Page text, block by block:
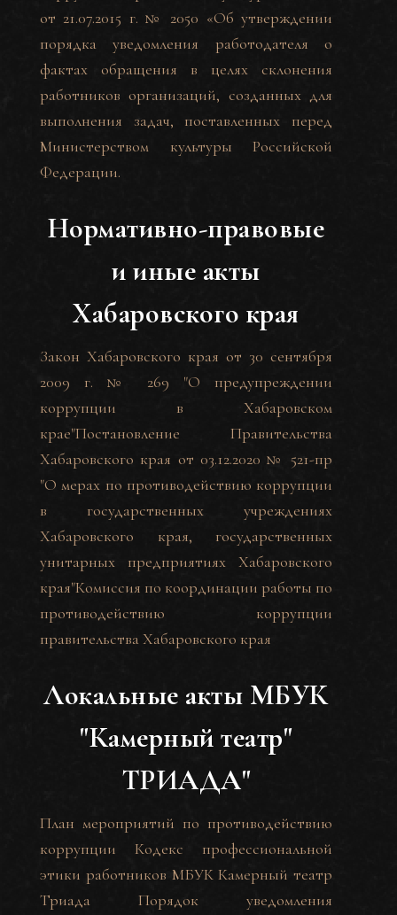
от 21.07.2015 г. № 2050 «Об утверждении
порядка уведомления работодателя о
фактах обращения в целях склонения
работников организаций, созданных для
выполнения задач, поставленных перед
Министерством культуры Российской
Федерации.
Нормативно-правовые
и иные акты
Хабаровского края
Закон Хабаровского края от 30 сентября
2009 г. № 269 "О предупреждении
коррупции в Хабаровском
крае"Постановление Правительства
Хабаровского края от 03.12.2020 № 521-пр
"О мерах по противодействию коррупции
в государственных учреждениях
Хабаровского края, государственных
унитарных предприятиях Хабаровского
края"Комиссия по координации работы по
противодействию коррупции
правительства Хабаровского края
Локальные акты МБУК
"Камерный театр"
ТРИАДА"
План мероприятий по противодействию
коррупции
Кодекс профессиональной
этики работников МБУК Камерный театр
Триада
Порядок уведомления